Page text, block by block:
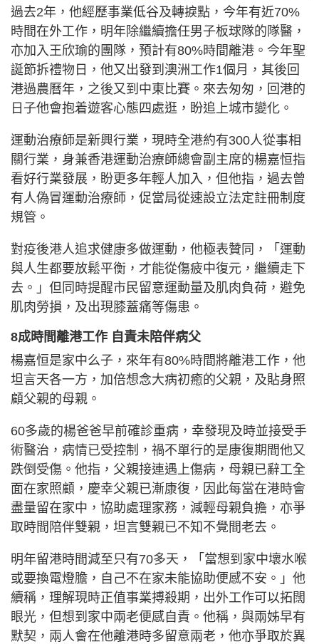
過去2年，他經歷事業低谷及轉捩點，今年有近70%
時間在外工作，明年除繼續擔任男子板球隊的隊醫，
亦加入王欣瑜的團隊，預計有80%時間離港。今年聖
誕節拆禮物日，他又出發到澳洲工作1個月，其後回
港過農曆年，之後又到中東比賽。來去匆匆，回港的
日子他會抱着遊客心態四處逛，盼追上城市變化。
運動治療師是新興行業，現時全港約有300人從事相
關行業，身兼香港運動治療師總會副主席的楊嘉恒指
看好行業發展，盼更多年輕人加入，但他指，過去曾
有人偽冒運動治療師，促當局從速設立法定註冊制度
規管。
對疫後港人追求健康多做運動，他極表贊同，「運動
與人生都要放鬆平衡，才能從傷疲中復元，繼續走下
去。」但同時提醒市民留意運動量及肌肉負荷，避免
肌肉勞損，及出現膝蓋痛等傷患。
8成時間離港工作 自責未陪伴病父
楊嘉恒是家中么子，來年有80%時間將離港工作，他
坦言天各一方，加倍想念大病初癒的父親，及貼身照
顧父親的母親。
60多歲的楊爸爸早前確診重病，幸發現及時並接受手
術醫治，病情已受控制，禍不單行的是康復期間他又
跌倒受傷。他指，父親接連遇上傷病，母親已辭工全
面在家照顧，慶幸父親已漸康復，因此每當在港時會
盡量留在家中，協助處理家務，減輕母親負擔，亦爭
取時間陪伴雙親，坦言雙親已不知不覺間老去。
明年留港時間減至只有70多天，「當想到家中壞水喉
或要換電燈膽，自己不在家未能協助便感不安。」他
續稱，理解現時正值事業搏殺期，出外工作可以拓闊
眼光，但想到家中兩老便感自責。他稱，與兩姊早有
默契，兩人會在他離港時多留意兩老，他亦爭取於異